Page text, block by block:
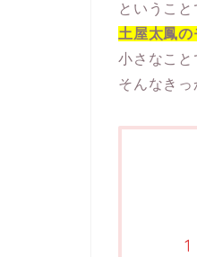
というこ
土屋太鳳の
小さなこと
そんなきっ